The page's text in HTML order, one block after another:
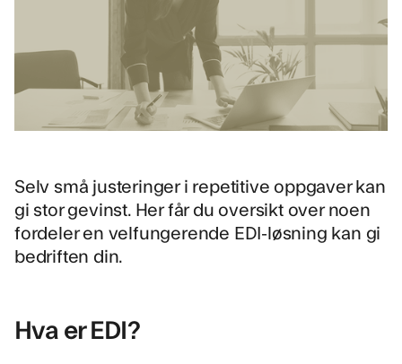
Selv små justeringer i repetitive oppgaver kan
gi stor gevinst. Her får du oversikt over noen
fordeler en velfungerende EDI-løsning kan gi
bedriften din.
Hva er EDI?